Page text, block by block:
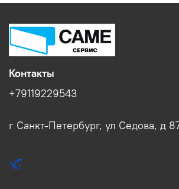
Контакты
+79119229543
г Санкт-Петербург, ул Седова, д